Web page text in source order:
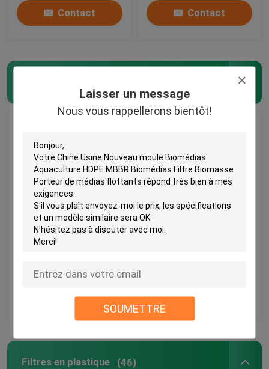
Laisser un message
Nous vous rappellerons bientôt!
SOUMETTRE
Produits
Contact Contact
Matériau vierge HDPE
MBBR Bio Media K5
Couleur blanche avec
taille 25*4mm Pour
Chine Usine Nouveau
moule Biomédias
Aquaculture HDPE
Filtres en plastique (46)